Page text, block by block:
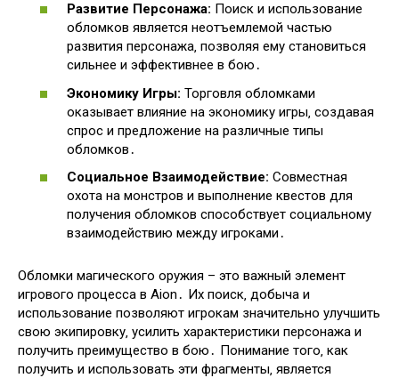
Развитие Персонажа: Поиск и использование
обломков является неотъемлемой частью
развития персонажа‚ позволяя ему становиться
сильнее и эффективнее в бою․
Экономику Игры: Торговля обломками
оказывает влияние на экономику игры‚ создавая
спрос и предложение на различные типы
обломков․
Социальное Взаимодействие: Совместная
охота на монстров и выполнение квестов для
получения обломков способствует социальному
взаимодействию между игроками․
Обломки магического оружия – это важный элемент
игрового процесса в Aion․ Их поиск‚ добыча и
использование позволяют игрокам значительно улучшить
свою экипировку‚ усилить характеристики персонажа и
получить преимущество в бою․ Понимание того‚ как
получить и использовать эти фрагменты‚ является